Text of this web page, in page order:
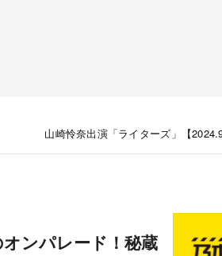
山崎怜奈出演「ライターズ」【